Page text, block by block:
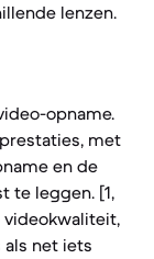
lenzen.
opname.
met
en de
te leggen. [1,
videokwaliteit,
net iets